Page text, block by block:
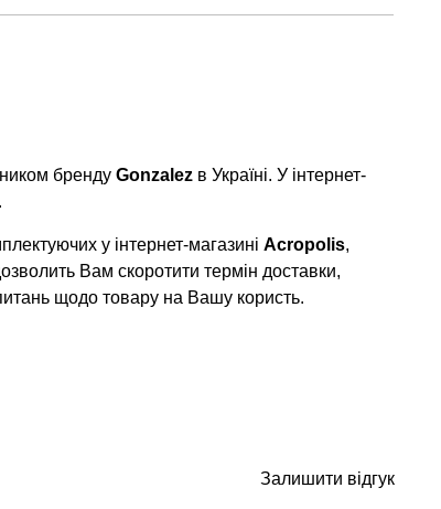
бренду Gonzalez в Україні. У інтернет-
.
у інтернет-магазині Acropolis,
Вам скоротити термін доставки,
щодо товару на Вашу користь.
Залишити відгук